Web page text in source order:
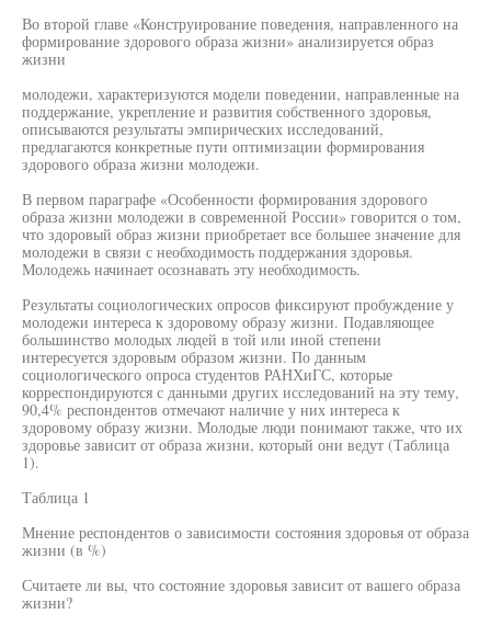
Во второй главе «Конструирование поведения, направленного на
формирование здорового образа жизни» анализируется образ
жизни
молодежи, характеризуются модели поведении, направленные на
поддержание, укрепление и развития собственного здоровья,
описываются результаты эмпирических исследований,
предлагаются конкретные пути оптимизации формирования
здорового образа жизни молодежи.
В первом параграфе «Особенности формирования здорового
образа жизни молодежи в современной России» говорится о том,
что здоровый образ жизни приобретает все большее значение для
молодежи в связи с необходимость поддержания здоровья.
Молодежь начинает осознавать эту необходимость.
Результаты социологических опросов фиксируют пробуждение у
молодежи интереса к здоровому образу жизни. Подавляющее
большинство молодых людей в той или иной степени
интересуется здоровым образом жизни. По данным
социологического опроса студентов РАНХиГС, которые
корреспондируются с данными других исследований на эту тему,
90,4% респондентов отмечают наличие у них интереса к
здоровому образу жизни. Молодые люди понимают также, что их
здоровье зависит от образа жизни, который они ведут (Таблица
1).
Таблица 1
Мнение респондентов о зависимости состояния здоровья от образа
жизни (в %)
Считаете ли вы, что состояние здоровья зависит от вашего образа
жизни?